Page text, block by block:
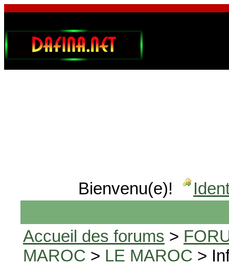
Bienvenu(e)!
Accueil des forums >
MAROC > LE MAROC >